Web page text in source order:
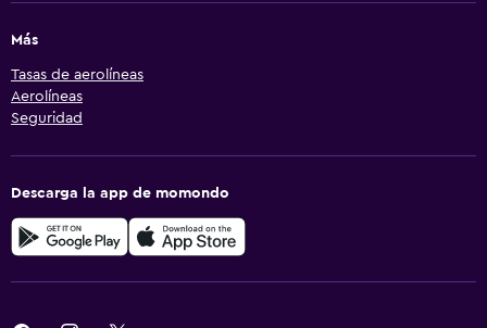
Más
Tasas de aerolíneas
Aerolíneas
Seguridad
Descarga la app de momondo